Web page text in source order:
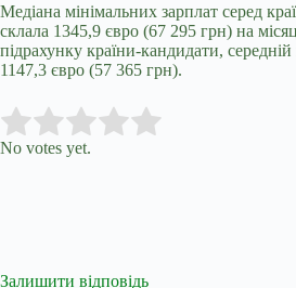
Медіана мінімальних зарплат серед
склала 1345,9 євро (67 295 грн) на
підрахунку країни-кандидати,
1147,3 євро (57 365 грн).
Rate this item:
No votes yet.
Залишити відповідь